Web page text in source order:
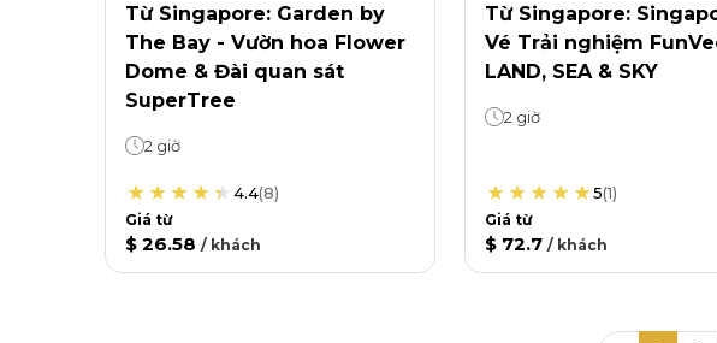
Từ Singapore: Garden by
The Bay - Vườn hoa Flower
Dome & Đài quan sát
SuperTree
2 giờ
4.4(8)
Giá từ
$ 26.58 / khách
Từ Singapore:
Vé Trải nghiệm
LAND, SEA & SKY
2 giờ
5(1)
Giá từ
$ 72.7 / khách